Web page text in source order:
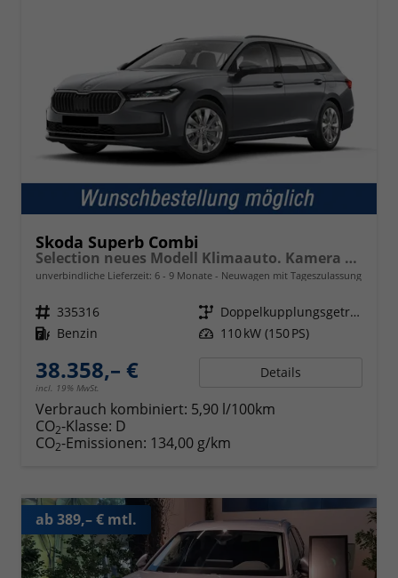
Skoda Superb Combi
Selection neues Modell Klimaauto. Kamera PDC SHZ vorn 17 Zoll LM
unverbindliche Lieferzeit: 6 - 9 Monate Neuwagen mit Tageszulassung
Fahrzeugnr. 335316 Getriebe
Doppelkupplungsgetriebe (DSG)
Kraftstoff Benzin Leistung 110 kW (150 PS)
38.358,– €
incl. 19% MwSt.
Details
Verbrauch kombiniert: 5,90 l/100km
CO2-Klasse: D
CO2-Emissionen: 134,00 g/km
ab 389,– € mtl.